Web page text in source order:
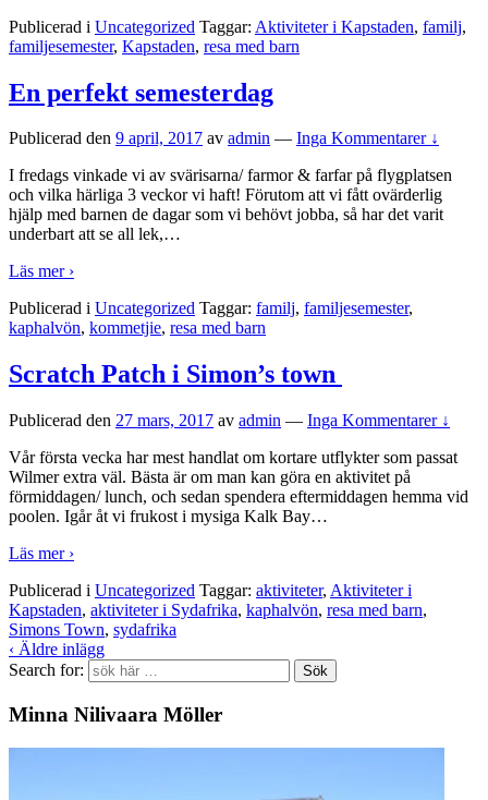
Publicerad i Uncategorized Taggar: Aktiviteter i Kapstaden, familj,
familjesemester, Kapstaden, resa med barn
En perfekt semesterdag
Publicerad den 9 april, 2017 av admin — Inga Kommentarer ↓
I fredags vinkade vi av svärisarna/ farmor & farfar på flygplatsen
och vilka härliga 3 veckor vi haft! Förutom att vi fått ovärderlig
hjälp med barnen de dagar som vi behövt jobba, så har det varit
underbart att se all lek,…
Läs mer ›
Publicerad i Uncategorized Taggar: familj, familjesemester,
kaphalvön, kommetjie, resa med barn
Scratch Patch i Simon’s town
Publicerad den 27 mars, 2017 av admin — Inga Kommentarer ↓
Vår första vecka har mest handlat om kortare utflykter som passat
Wilmer extra väl. Bästa är om man kan göra en aktivitet på
förmiddagen/ lunch, och sedan spendera eftermiddagen hemma vid
poolen. Igår åt vi frukost i mysiga Kalk Bay…
Läs mer ›
Publicerad i Uncategorized Taggar: aktiviteter, Aktiviteter i
Kapstaden, aktiviteter i Sydafrika, kaphalvön, resa med barn,
Simons Town, sydafrika
‹ Äldre inlägg
Search for:
Minna Nilivaara Möller